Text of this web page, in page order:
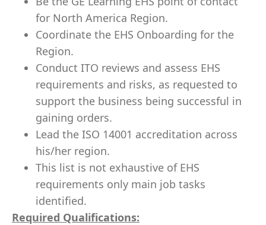
for North America Region.
Coordinate the EHS Onboarding for the
Region.
Conduct ITO reviews and assess EHS
requirements and risks, as requested to
support the business being successful in
gaining orders.
Lead the ISO 14001 accreditation across
his/her region.
This list is not exhaustive of EHS
requirements only main job tasks
identified.
Required Qualifications: